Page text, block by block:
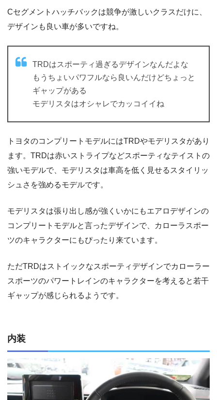
Cセグメントハッチバックは競争が激しいクラスだけに、
デザインも良い車が多いですね。
TRDはスポーティ過ぎるデザインなんだよな
もうちょいパワフルなら良いんだけどちょっと
ギャップがある
モデリスタはオシャレでカッコイイね
トヨタのコンプリートモデルにはTRDやモデリスタがあり
ます。TRDは赤いストライプなどスポーティなテイストの
強いモデルで、モデリスタは車高を低く見せるスタイリッ
シュさを強めるモデルです。
モデリスタは張り出し感が強くいかにもエアロデザインの
コンプリートモデルと言ったデザインで、カローラスポー
ツのキャラクターにもぴったり来ています。
ただTRDはストイックなスポーティデザインでカローラー
スポーツのパワートレインのキャラクターを考えると若干
ギャップが感じられるようです。
内装